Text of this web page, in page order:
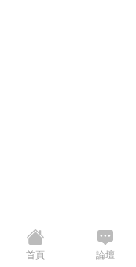
首頁 論壇